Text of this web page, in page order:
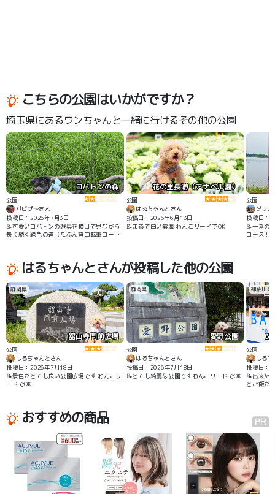
こちらの公園はいかがですか？
埼玉県にあるワンちゃんと一緒に行けるその他の公園
コバトンの森
公園
パピプ〜さん
投稿日：2026年7月3日
📝可愛いコバトンの遊具を横目で見ながら
長く続く緑色の道（たぶん貸自転車コー
ス）と芝生広場をお散歩出来ます。 とって
だ行くと…。 でも暑い時はお勧めしませ
ん。 緑色の道には木陰がありません。 涼し
くなったら行こう💦
花の里長瀞（アナベル園）
公園
はるちゃんとさん
投稿日：2026年6月13日
📝まるで白い雲海 わんこリードでOK
公園
ダリル
投稿日：
📝一番の
コース！
あり、飼
はるちゃんとさんが投稿した他の公園
静岡県
舘山寺門前広場
公園
はるちゃんとさん
投稿日：2026年7月18日
📝景色がとても良い公園広場です わんこリ
ードでOK
静岡県
愛野公園
公園
はるちゃんとさん
投稿日：2026年7月18日
📝とても綺麗な公園ですわんこリードでOK
神奈川県
公園
はる
投稿日：
📝出来た
とご飯が
おすすめの商品